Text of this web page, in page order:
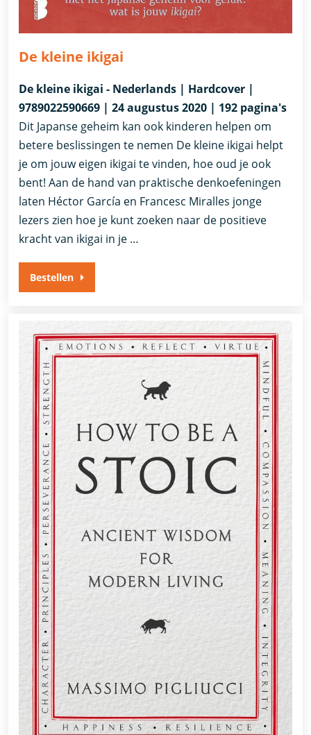
De kleine ikigai
De kleine ikigai - Nederlands | Hardcover |
9789022590669 | 24 augustus 2020 | 192 pagina's
Dit Japanse geheim kan ook kinderen helpen om
betere beslissingen te nemen De kleine ikigai helpt
je om jouw eigen ikigai te vinden, hoe oud je ook
bent! Aan de hand van praktische denkoefeningen
laten Héctor García en Francesc Miralles jonge
lezers zien hoe je kunt zoeken naar de positieve
kracht van ikigai in je …
Bestellen